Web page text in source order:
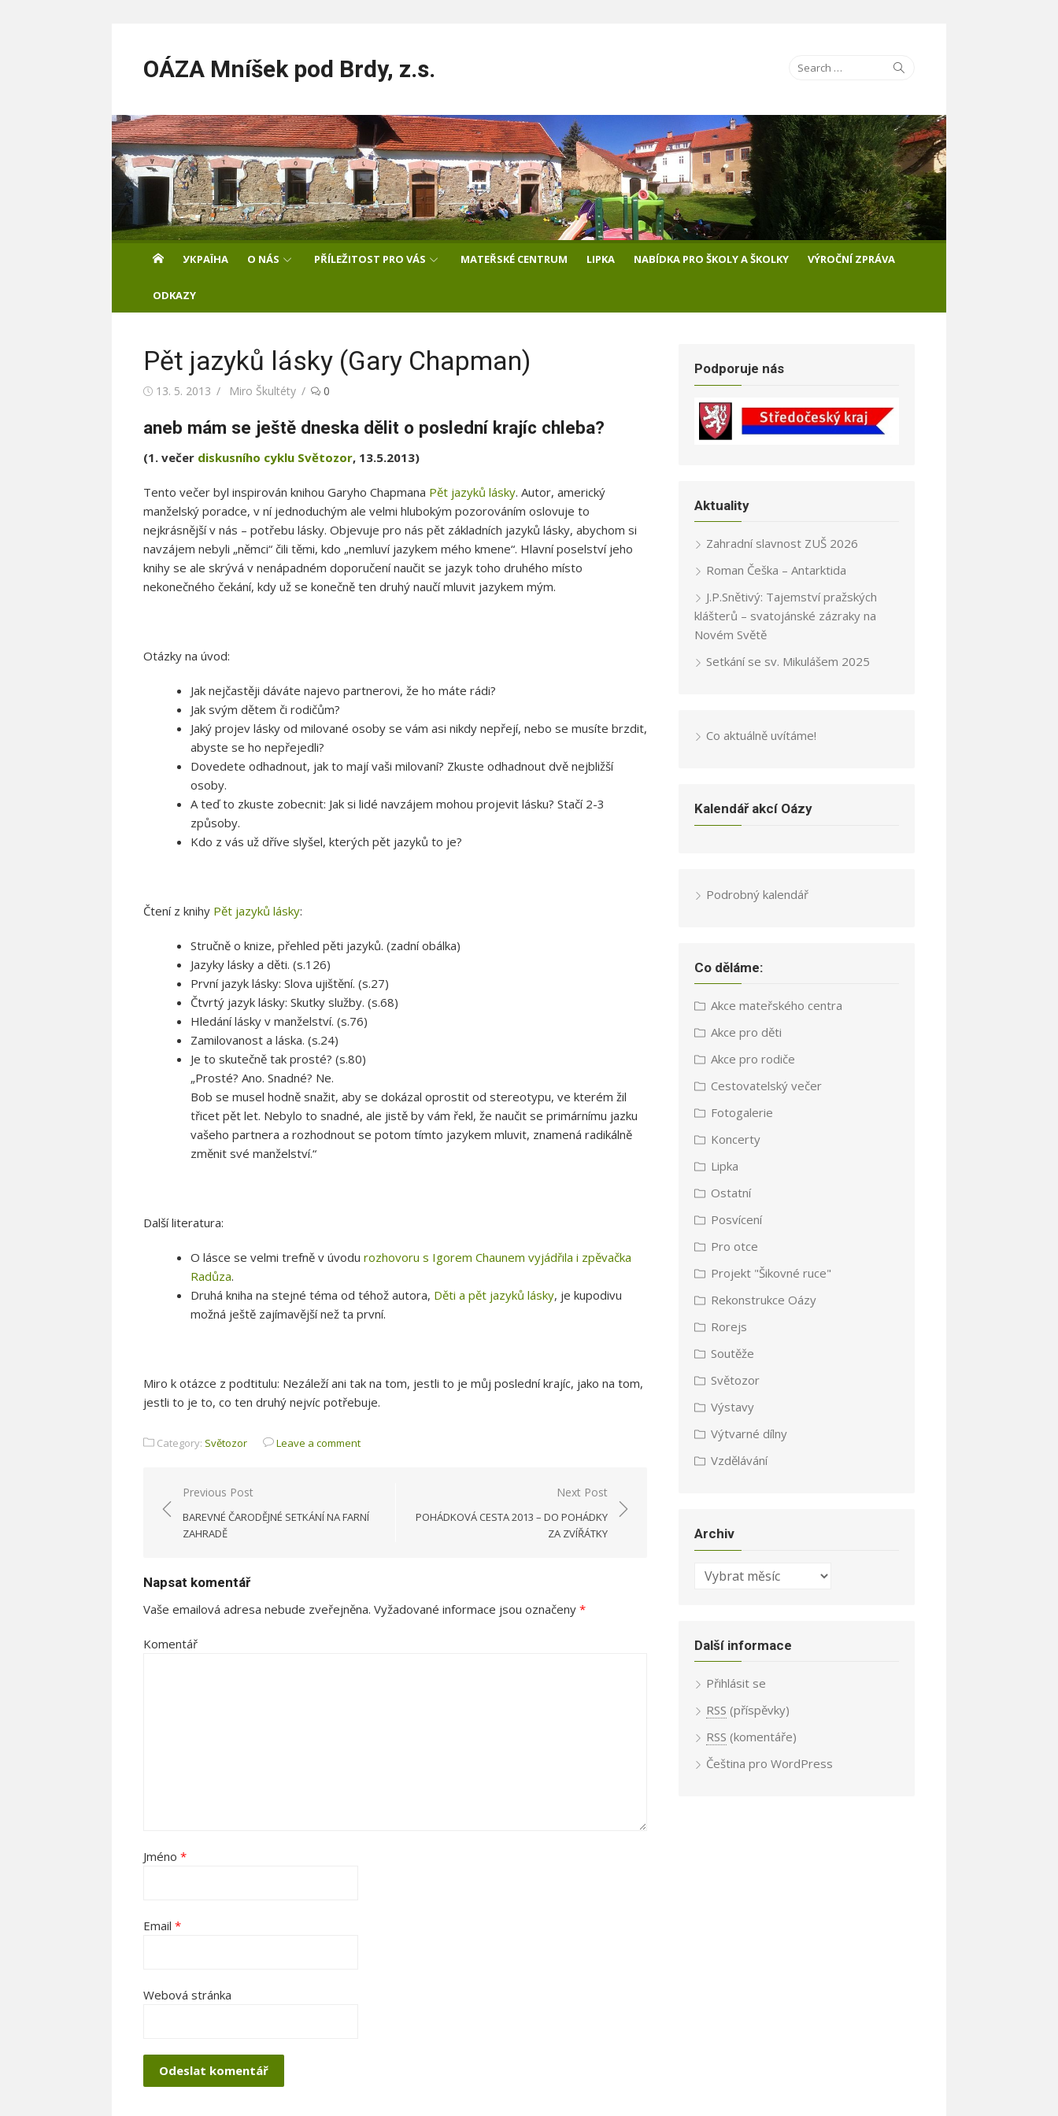
contentOÁZA Mníšek pod Brdy, z.s.
Search
УКРАЇНА O NÁS PŘÍLEŽITOST PRO VÁS MATEŘSKÉ CENTRUM LIPKA NABÍDKA PRO ŠKOLY A ŠKOLKY VÝROČNÍ ZPRÁVA
ODKAZY
Pět jazyků lásky (Gary Chapman)
Posted
13. 5. 2013 Author
Miro Škultéty 0
aneb mám se ještě dneska dělit o poslední krajíc chleba?
(1. večer diskusního cyklu Světozor, 13.5.2013)
Tento večer byl inspirován knihou Garyho Chapmana Pět jazyků lásky. Autor, americký
manželský poradce, v ní jednoduchým ale velmi hlubokým pozorováním oslovuje to
nejkrásnější v nás – potřebu lásky. Objevuje pro nás pět základních jazyků lásky, abychom si
navzájem nebyli „němci“ čili těmi, kdo „nemluví jazykem mého kmene“. Hlavní poselství jeho
knihy se ale skrývá v nenápadném doporučení naučit se jazyk toho druhého místo
nekonečného čekání, kdy už se konečně ten druhý naučí mluvit jazykem mým.
Otázky na úvod:
Jak nejčastěji dáváte najevo partnerovi, že ho máte rádi?
Jak svým dětem či rodičům?
Jaký projev lásky od milované osoby se vám asi nikdy nepřejí, nebo se musíte brzdit,
abyste se ho nepřejedli?
Dovedete odhadnout, jak to mají vaši milovaní? Zkuste odhadnout dvě nejbližší
osoby.
A teď to zkuste zobecnit: Jak si lidé navzájem mohou projevit lásku? Stačí 2-3
způsoby.
Kdo z vás už dříve slyšel, kterých pět jazyků to je?
Čtení z knihy Pět jazyků lásky:
Stručně o knize, přehled pěti jazyků. (zadní obálka)
Jazyky lásky a děti. (s.126)
První jazyk lásky: Slova ujištění. (s.27)
Čtvrtý jazyk lásky: Skutky služby. (s.68)
Hledání lásky v manželství. (s.76)
Zamilovanost a láska. (s.24)
Je to skutečně tak prosté? (s.80)
„Prosté? Ano. Snadné? Ne.
Bob se musel hodně snažit, aby se dokázal oprostit od stereotypu, ve kterém žil
třicet pět let. Nebylo to snadné, ale jistě by vám řekl, že naučit se primárnímu jazku
vašeho partnera a rozhodnout se potom tímto jazykem mluvit, znamená radikálně
změnit své manželství.“
Další literatura:
O lásce se velmi trefně v úvodu rozhovoru s Igorem Chaunem vyjádřila i zpěvačka
Radůza.
Druhá kniha na stejné téma od téhož autora, Děti a pět jazyků lásky, je kupodivu
možná ještě zajímavější než ta první.
Miro k otázce z podtitulu: Nezáleží ani tak na tom, jestli to je můj poslední krajíc, jako na tom,
jestli to je to, co ten druhý nejvíc potřebuje.
Category: Světozor Leave a comment
Navigace
pro
Previous Post
BAREVNÉ ČARODĚJNÉ SETKÁNÍ NA FARNÍ
ZAHRADĚ
Next Post
POHÁDKOVÁ CESTA 2013 – DO POHÁDKY
ZA ZVÍŘÁTKY
Napsat komentář
Vaše emailová adresa nebude zveřejněna. Vyžadované informace jsou označeny *
Komentář
Jméno *
Email *
Webová stránka
Podporuje nás
Aktuality
Zahradní slavnost ZUŠ 2026
Roman Češka – Antarktida
J.P.Snětivý: Tajemství pražských
klášterů – svatojánské zázraky na
Novém Světě
Setkání se sv. Mikulášem 2025
Co aktuálně uvítáme!
Kalendář akcí Oázy
Podrobný kalendář
Co děláme:
Akce mateřského centra
Akce pro děti
Akce pro rodiče
Cestovatelský večer
Fotogalerie
Koncerty
Lipka
Ostatní
Posvícení
Pro otce
Projekt "Šikovné ruce"
Rekonstrukce Oázy
Rorejs
Soutěže
Světozor
Výstavy
Výtvarné dílny
Vzdělávání
Archiv
Archiv
Další informace
Přihlásit se
RSS (příspěvky)
RSS (komentáře)
Čeština pro WordPress